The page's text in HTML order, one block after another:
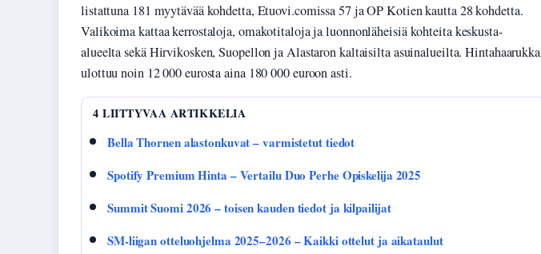
listattuna 181 myytävää kohdetta, Etuovi.comissa 57 ja OP Kotien kautta 28 kohdetta.
Valikoima kattaa kerrostaloja, omakotitaloja ja luonnonläheisiä kohteita keskusta-
alueelta sekä Hirvikosken, Suopellon ja Alastaron kaltaisilta asuinalueilta. Hintahaarukka
ulottuu noin 12 000 eurosta aina 180 000 euroon asti.
4 LIITTYVAA ARTIKKELIA
Bella Thornen alastonkuvat – varmistetut tiedot
Spotify Premium Hinta – Vertailu Duo Perhe Opiskelija 2025
Summit Suomi 2026 – toisen kauden tiedot ja kilpailijat
SM-liigan otteluohjelma 2025–2026 – Kaikki ottelut ja aikataulut